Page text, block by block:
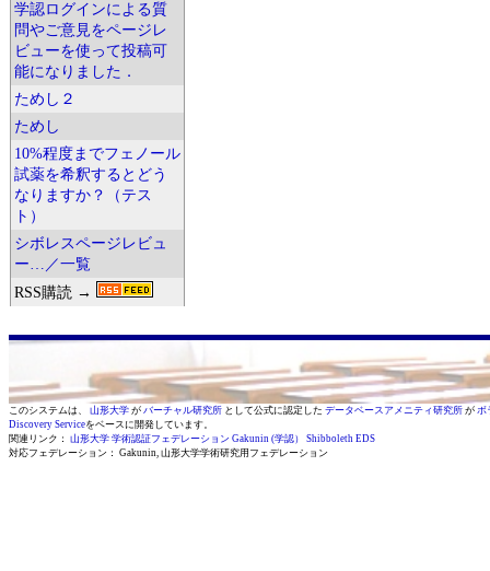
学認ログインによる質
問やご意見をページレ
ビューを使って投稿可
能になりました．
ためし２
ためし
10%程度までフェノール
試薬を希釈するとどう
なりますか？（テス
ト）
シボレスページレビュ
ー…／一覧
RSS購読 →
このシステムは、 山形大学 が バーチャル研究所 として公式に認定した データベースアメニティ研究所 が ボ
Discovery Serviceをベースに開発しています。
関連リンク： 山形大学 学術認証フェデレーション Gakunin (学認）
Shibboleth EDS
対応フェデレーション： Gakunin, 山形大学学術研究用フェデレーション